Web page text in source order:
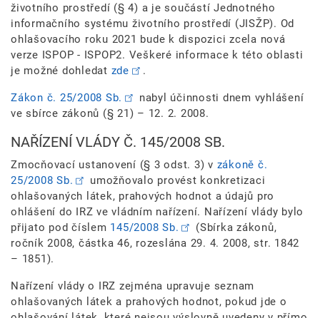
životního prostředí (§ 4) a je součástí Jednotného
informačního systému životního prostředí (JISŽP). Od
ohlašovacího roku 2021 bude k dispozici zcela nová
verze ISPOP - ISPOP2. Veškeré informace k této oblasti
je možné dohledat zde .
Zákon č. 25/2008 Sb.
nabyl účinnosti dnem vyhlášení
ve sbírce zákonů (§ 21) – 12. 2. 2008.
NAŘÍZENÍ VLÁDY Č. 145/2008 SB.
Zmocňovací ustanovení (§ 3 odst. 3) v zákoně č.
25/2008 Sb.
umožňovalo provést konkretizaci
ohlašovaných látek, prahových hodnot a údajů pro
ohlášení do IRZ ve vládním nařízení. Nařízení vlády bylo
přijato pod číslem 145/2008 Sb.
(Sbírka zákonů,
ročník 2008, částka 46, rozeslána 29. 4. 2008, str. 1842
– 1851).
Nařízení vlády o IRZ zejména upravuje seznam
ohlašovaných látek a prahových hodnot, pokud jde o